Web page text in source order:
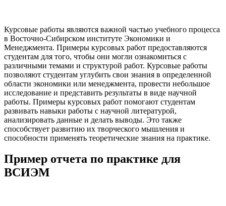
Курсовые работы являются важной частью учебного процесса
в Восточно-Сибирском институте Экономики и
Менеджмента. Примеры курсовых работ предоставляются
студентам для того, чтобы они могли ознакомиться с
различными темами и структурой работ. Курсовые работы
позволяют студентам углубить свои знания в определенной
области экономики или менеджмента, провести небольшое
исследование и представить результаты в виде научной
работы. Примеры курсовых работ помогают студентам
развивать навыки работы с научной литературой,
анализировать данные и делать выводы. Это также
способствует развитию их творческого мышления и
способности применять теоретические знания на практике.
Пример отчета по практике для
ВСИЭМ